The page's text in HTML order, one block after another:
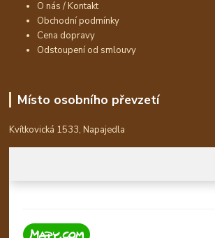
O nás / Kontakt
Obchodní podmínky
Cena dopravy
Odstoupení od smlouvy
Místo osobního převzetí
Kvítkovická 1533, Napajedla